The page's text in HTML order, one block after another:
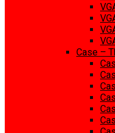
Case –